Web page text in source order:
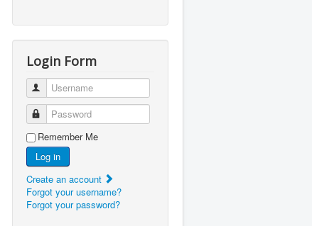
Login Form
Username
Password
Remember Me
Log in
Create an account
Forgot your username?
Forgot your password?